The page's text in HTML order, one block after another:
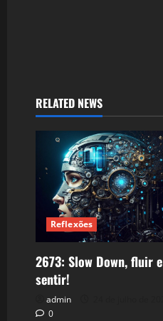
RELATED NEWS
Reflexões
2673: Slow Down, fluir e
sentir!
admin
0